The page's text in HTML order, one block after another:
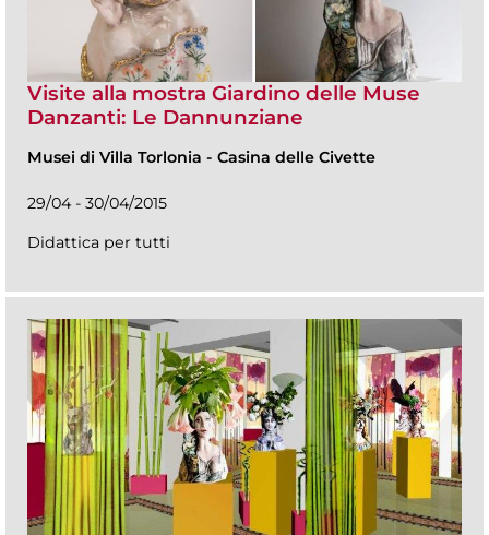
Visite alla mostra Giardino delle Muse
Danzanti: Le Dannunziane
Musei di Villa Torlonia - Casina delle Civette
29/04 - 30/04/2015
Didattica per tutti